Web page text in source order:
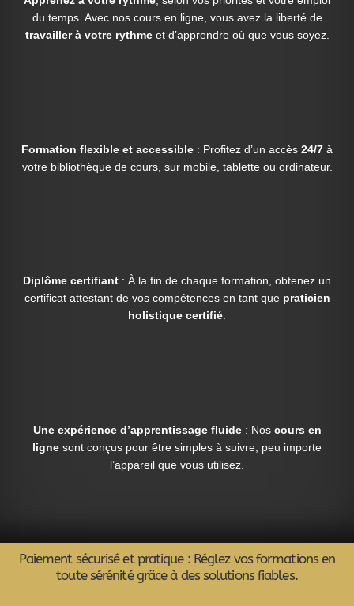
du temps. Avec nos cours en ligne, vous avez la liberté de
travailler à votre rythmeet d’apprendre où que vous soyez.
Formation flexible et accessible : Profitez d’un accès 24/7 à
votre bibliothèque de cours, sur mobile, tablette ou ordinateur.
Diplôme certifiant : À la fin de chaque formation, obtenez un
certificat attestant de vos compétences en tant que praticien
holistique certifié.
Une expérience d’apprentissage fluide: Nos cours en
ligne sont conçus pour être simples à suivre, peu importe
l’appareil que vous utilisez.
Paiement sécurisé et pratique : Réglez vos formations en
toute sérénité grâce à des solutions fiables.